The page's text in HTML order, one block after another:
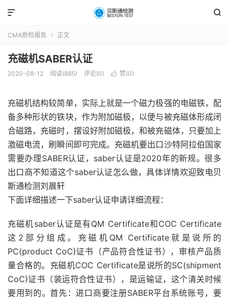


CMA质检报告  正文
充磁机SABER认证
2020-08-12 阅读(885) 评论(0)  赞(0)
充磁机结构较简单，实际上就是一个磁力极强的电磁铁，配
备多种形状的铁块，作为附加磁极，以便与被充磁体形成闭
合磁路，充磁时，摆设好附加磁极，和被充磁体，只要加上
激磁电流，刷瞬间即可完成。充磁机要出口沙特阿拉伯国家
需要办理SABER认证，saber认证是2020年的新规。很多
出口商不知道这个saber认证怎么做，具体详情欢迎致电贝
斯通检测刘晨轩
下面详细描述一下saber认证申请详细流程：
充磁机saber认证是有QM Certificate和COC Certificate
这2部分组成。充磁机QM Certificate就是说所的
PC(product CoC)证书（产品符合性证书），审核产品质
量合格的。充磁机COC Certificate是说所的SC(shipment
CoC)证书（装运符合性证书），是运输证，这个清关时候
要用到的。首先：进口商要注册SABER平台系统账号，要